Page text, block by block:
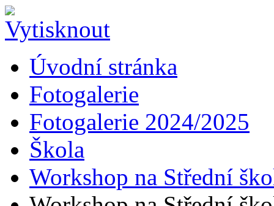
Úvodní stránka
Fotogalerie
Fotogalerie 2024/2025
Škola
Workshop na Střední